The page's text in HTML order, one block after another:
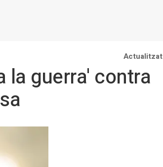
Actualitzat
la guerra' contra